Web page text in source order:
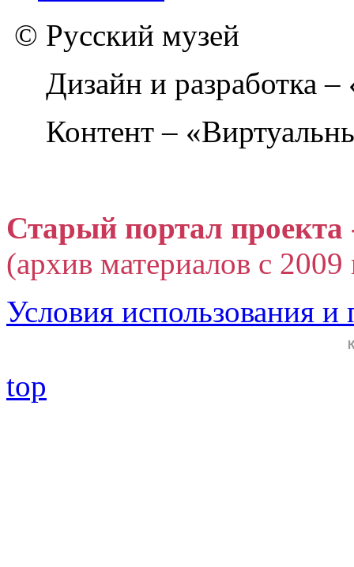
© Русский музей
Дизайн и разработка
Контент –
Старый портал
(архив материалов с
Условия использования
top